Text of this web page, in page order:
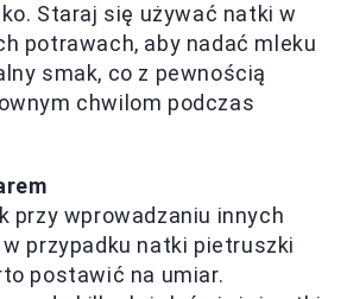
Staraj się używać natki w
potrawach, aby nadać mleku
smak, co z pewnością
chwilom podczas
przy wprowadzaniu innych
w przypadku natki pietruszki
postawić na umiar.